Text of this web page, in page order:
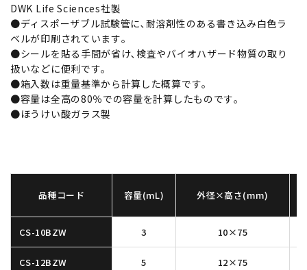
DWK Life Sciences社製
●ディスポーザブル試験管に､耐溶剤性のある書き込み白色ラ
ベルが印刷されています｡
●シールを貼る手間が省け､検査やバイオハザード物質の取り
扱いなどに便利です｡
●箱入数は重量基準から計算した概算です｡
●容量は全高の80％での容量を計算したものです｡
●ほうけい酸ガラス製
品種コード 容量(mL) 外径×高さ(mm)
CS-10BZW 3 10×75
CS-12BZW 5 12×75